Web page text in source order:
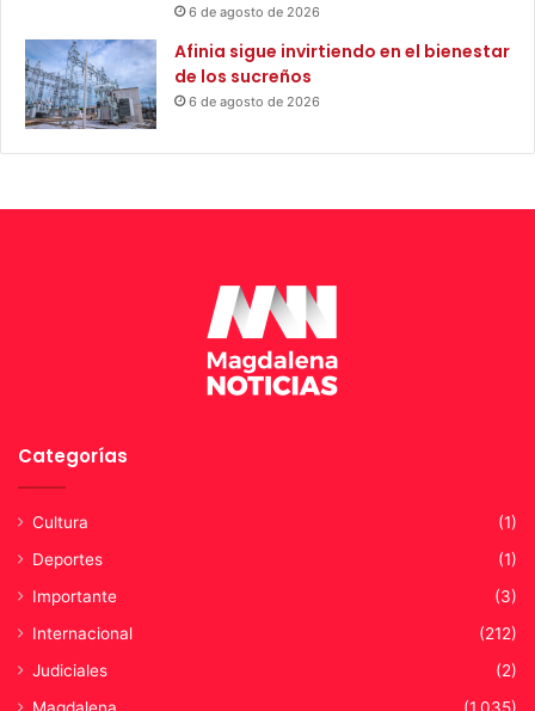
n
A
n
u
a
6 de agosto de 2026
Afinia sigue invirtiendo en el bienestar
de los sucreños
6 de agosto de 2026
Categorías
Cultura
(1)
Deportes
(1)
Importante
(3)
Internacional
(212)
Judiciales
(2)
Magdalena
(1.035)